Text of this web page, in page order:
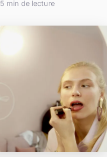
5 min de lecture